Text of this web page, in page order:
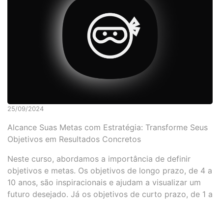
25/09/2024
Alcance Suas Metas com Estratégia: Transforme Seus
Objetivos em Resultados Concretos
Neste curso, abordamos a importância de definir
objetivos e metas. Os objetivos de longo prazo, de 4 a
10 anos, são inspiracionais e ajudam a visualizar um
futuro desejado. Já os objetivos de curto prazo, de 1 a